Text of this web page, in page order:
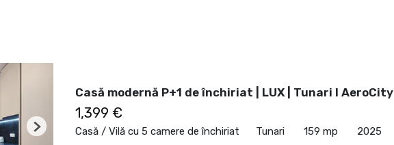
Next
Casă modernă P+1 de închiriat | LUX | Tunari I AeroCity
1,399 €
Casă / Vilă cu 5 camere de închiriat Tunari 159 mp 2025